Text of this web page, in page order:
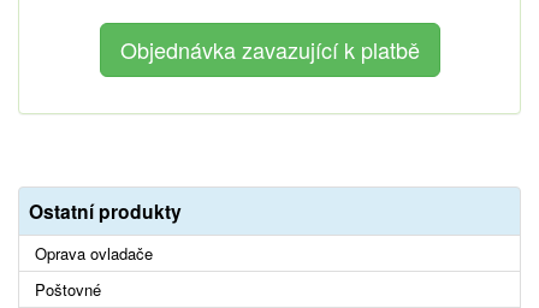
Ostatní produkty
Oprava ovladače
Poštovné